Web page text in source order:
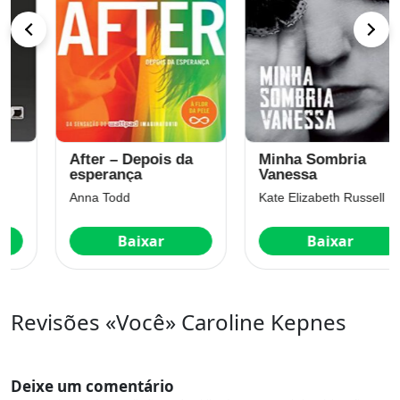
After – Depois da
esperança
Anna Todd
Baixar
Minha Sombria
Vanessa
Kate Elizabeth Russell
Baixar
Revisões «Você» Caroline Kepnes
Deixe um comentário